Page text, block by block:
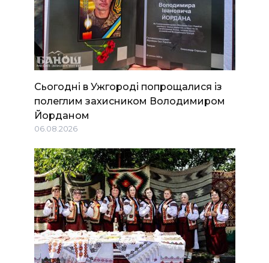
Сьогодні в Ужгороді попрощалися із
полеглим захисником Володимиром
Йорданом
06.08.2026